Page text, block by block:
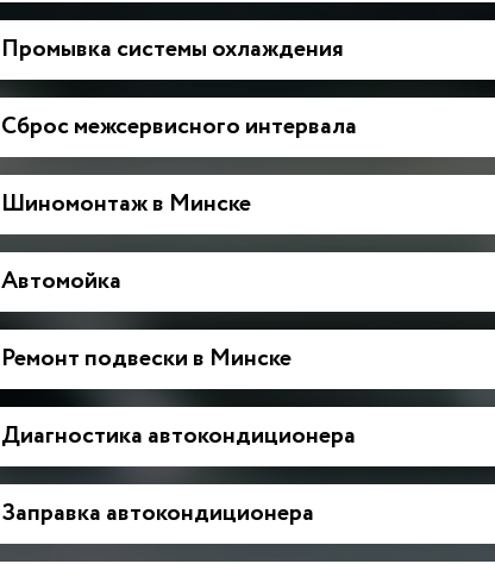
Промывка системы охлаждения
Сброс межсервисного интервала
Шиномонтаж в Минске
Автомойка
Ремонт подвески в Минске
Диагностика автокондиционера
Заправка автокондиционера